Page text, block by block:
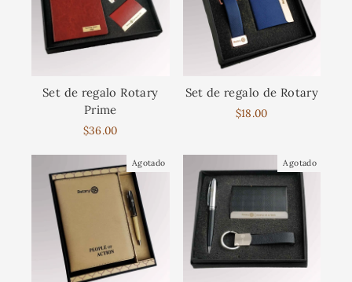
Set de regalo Rotary
Prime
$36.00
Set de regalo de Rotary
$18.00
Agotado Agotado